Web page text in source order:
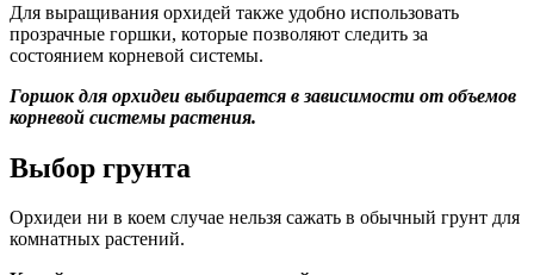
Для выращивания орхидей также удобно использовать
прозрачные горшки, которые позволяют следить за
состоянием корневой системы.
Горшок для орхидеи выбирается в зависимости от объемов
корневой системы растения.
Выбор грунта
Орхидеи ни в коем случае нельзя сажать в обычный грунт для
комнатных растений.